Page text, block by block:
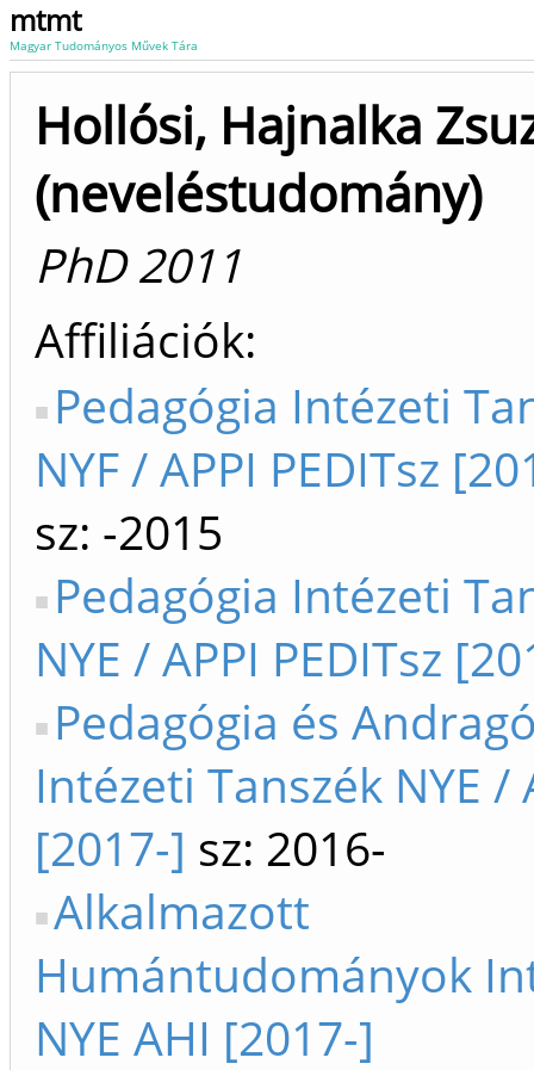
mtmt
Magyar Tudományos Művek Tára
Hollósi, Hajnalka
(neveléstudomány)
PhD 2011
Affiliációk
Pedagógia Intézeti
NYF / APPI PEDITsz
sz: -2015
Pedagógia Intézeti
NYE / APPI PEDITsz
Pedagógia és
Intézeti Tanszék NYE /
[2017-] sz: 2016-
Alkalmazott
Humántudományok
NYE AHI [2017-]